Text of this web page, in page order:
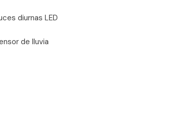
diurnas LED
de lluvia